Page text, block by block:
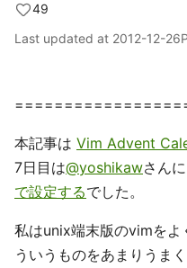
49
Last updated at 2012-12-26
本記事は Vim Advent
7日目は@yoshikawさんに
で設定するでした。
私はunix端末版のvimをよ
ういうものをあまりうま